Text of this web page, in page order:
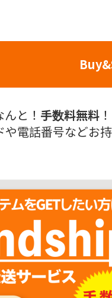
と！ 手数料無料
電話番号などお